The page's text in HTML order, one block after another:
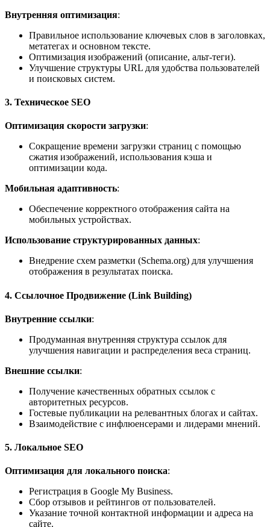
Внутренняя оптимизация:
Правильное использование ключевых слов в заголовках,
метатегах и основном тексте.
Оптимизация изображений (описание, альт-теги).
Улучшение структуры URL для удобства пользователей
и поисковых систем.
3. Техническое SEO
Оптимизация скорости загрузки:
Сокращение времени загрузки страниц с помощью
сжатия изображений, использования кэша и
оптимизации кода.
Мобильная адаптивность:
Обеспечение корректного отображения сайта на
мобильных устройствах.
Использование структурированных данных:
Внедрение схем разметки (Schema.org) для улучшения
отображения в результатах поиска.
4. Ссылочное Продвижение (Link Building)
Внутренние ссылки:
Продуманная внутренняя структура ссылок для
улучшения навигации и распределения веса страниц.
Внешние ссылки:
Получение качественных обратных ссылок с
авторитетных ресурсов.
Гостевые публикации на релевантных блогах и сайтах.
Взаимодействие с инфлюенсерами и лидерами мнений.
5. Локальное SEO
Оптимизация для локального поиска:
Регистрация в Google My Business.
Сбор отзывов и рейтингов от пользователей.
Указание точной контактной информации и адреса на
сайте.